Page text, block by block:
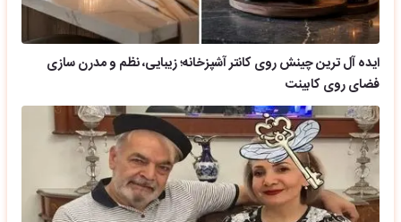
ایده آل ترین چینش روی کانتر آشپزخانه؛ زیبایی، نظم و مدرن سازی
فضای روی کابینت